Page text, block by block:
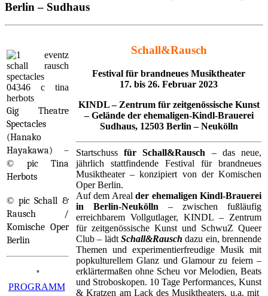
Berlin – Sudhaus
Gig Theatre
Spectacles
(Hanako
Hayakawa) –
© pic Tina
Herbots
© pic Schall &
Rausch /
Komische Oper
Berlin
*
PROGRAMM
Schall​&​Rausch
Festival für brandneues Musiktheater
17. bis 26. Februar 2023
KINDL – Zentrum für zeitgenössische Kunst
– Gelände der ehemaligen-Kindl-Brauerei
Sudhaus, 12503 Berlin – Neukölln
Startschussfür Schall&Rausch – das neue,
jährlich stattfindende Festival für brandneues
Musiktheater – konzipiert von der Komischen
Oper Berlin.
Auf dem Arealder ehemaligen Kindl-Brauerei
in Berlin-Neukölln – zwischen fußläufig
erreichbarem Vollgutlager, KINDL – Zentrum
für zeitgenössische Kunst und SchwuZ Queer
Club – lädt Schall&Rauschdazu ein, brennende
Themen und experimentierfreudige Musik mit
popkulturellem Glanz und Glamour zu feiern –
erklärtermaßen ohne Scheu vor Melodien, Beats
und Stroboskopen. 10 Tage Performances, Kunst
& Kratzen am Lack des Musiktheaters, u.a. mit